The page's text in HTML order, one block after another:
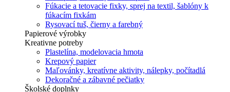
Fúkacie a tetovacie fixky, sprej na textil, šablóny k
fúkacím fixkám
Rysovací tuš, čierny a farebný
Papierové výrobky
Kreativne potreby
Plastelína, modelovacia hmota
Krepový papier
Maľovánky, kreatívne aktivity, nálepky, počítadlá
Dekoračné a zábavné pečiatky
Školské doplnky